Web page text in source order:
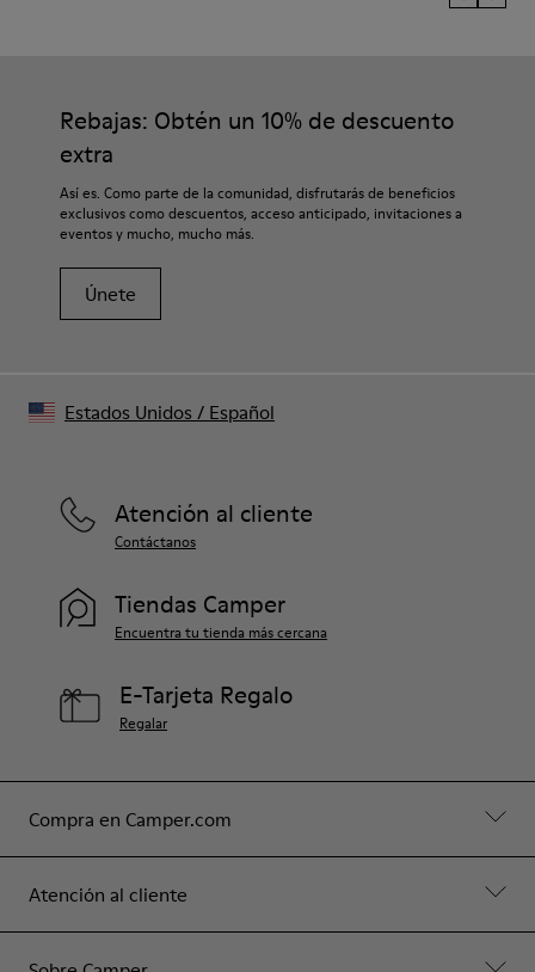
Rebajas: Obtén un 10% de descuento
extra
Así es. Como parte de la comunidad, disfrutarás de beneficios
exclusivos como descuentos, acceso anticipado, invitaciones a
eventos y mucho, mucho más.
Únete
Compra en Camper.com
Atención al cliente
Atención al cliente
Contáctanos
Tiendas Camper
Encuentra tu tienda más cercana
E-Tarjeta Regalo
Regalar
Estados Unidos / Español